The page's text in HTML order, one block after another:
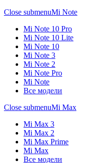
Close submenuMi Note
Mi Note 10 Pro
Mi Note 10 Lite
Mi Note 10
Mi Note 3
Mi Note 2
Mi Note Pro
Mi Note
Все модели
Close submenuMi Max
Mi Max 3
Mi Max 2
Mi Max Prime
Mi Max
Все модели